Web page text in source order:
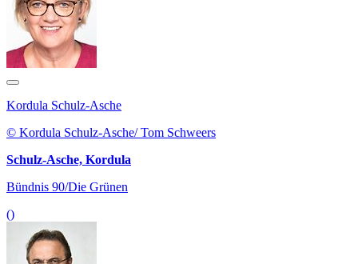
Kordula Schulz-Asche
© Kordula Schulz-Asche/ Tom Schweers
Schulz-Asche, Kordula
Bündnis 90/Die Grünen
()